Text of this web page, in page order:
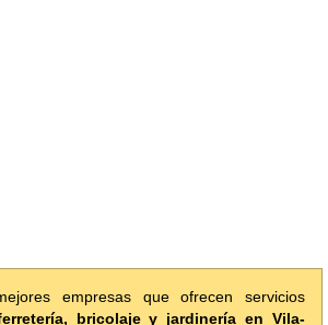
empresas que ofrecen servicios
bricolaje y jardinería en Vila-